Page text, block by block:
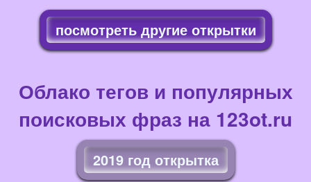
посмотреть другие открытки
Облако тегов и популярных
поисковых фраз на 123ot.ru
2019 год открытка